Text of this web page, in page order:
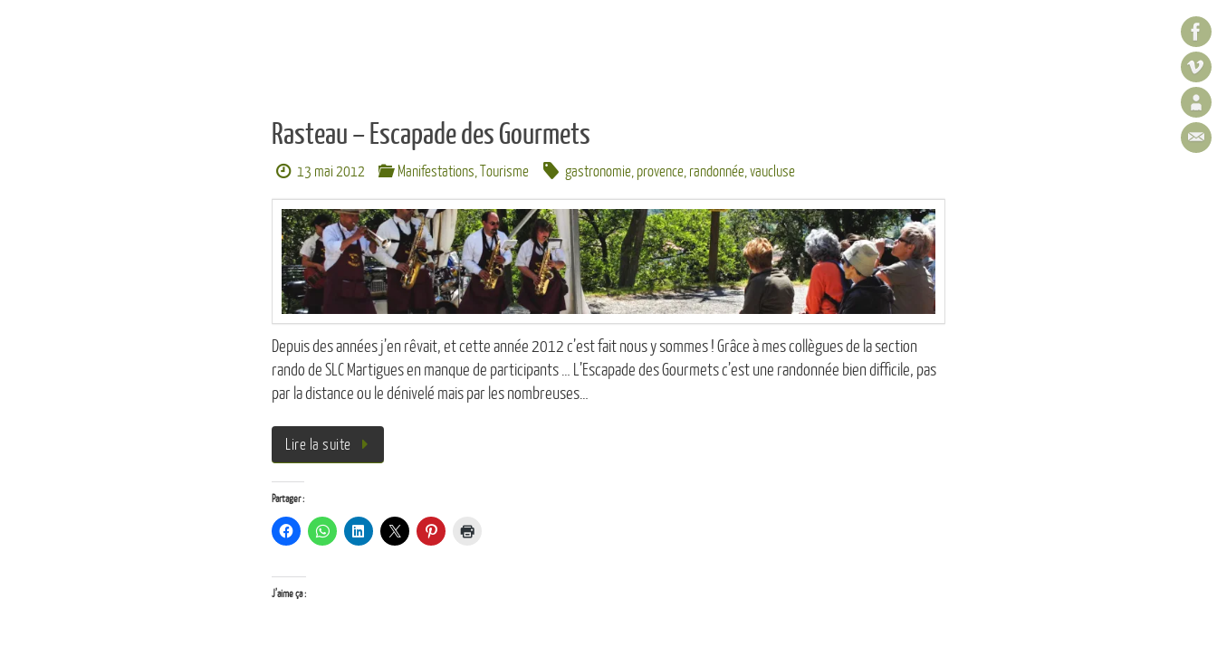
Rasteau – Escapade des Gourmets
13 mai 2012 Manifestations,Tourisme gastronomie, provence, randonnée,vaucluse
Depuis des années j’en rêvait, et cette année 2012 c’est fait nous y sommes ! Grâce à mes collègues de la section
rando de SLC Martigues en manque de participants … L’Escapade des Gourmets c’est une randonnée bien difficile, pas
par la distance ou le dénivelé mais par les nombreuses…
Lire la suite
Partager :
J’aime ça :